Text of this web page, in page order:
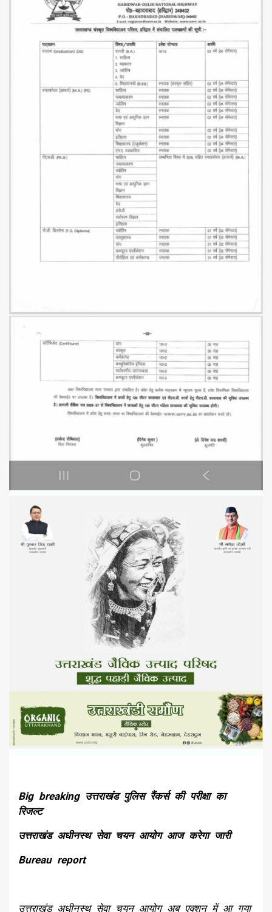
Big breaking उत्तराखंड पुलिस रैंकर्स की परीक्षा का
रिजल्ट
उत्तराखंड अधीनस्थ सेवा चयन आयोग आज करेगा जारी
Bureau report
उत्तराखंड अधीनस्थ सेवा चयन आयोग अब एक्शन में आ गया